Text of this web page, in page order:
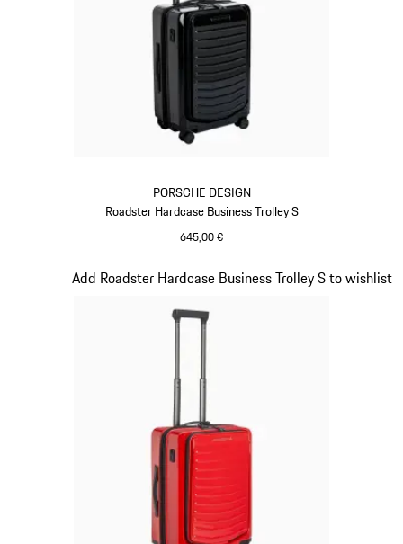
PORSCHE DESIGN
Roadster Hardcase Business Trolley S
645,00 €
Add Roadster Hardcase Business Trolley S to wishlist
Slide 16 von 20